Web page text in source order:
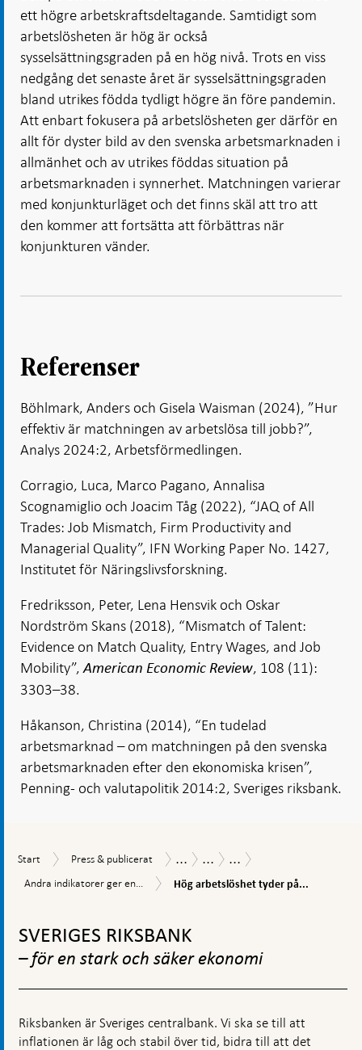
ett högre arbetskraftsdeltagande. Samtidigt som
arbetslösheten är hög är också
sysselsättningsgraden på en hög nivå. Trots en viss
nedgång det senaste året är sysselsättningsgraden
bland utrikes födda tydligt högre än före pandemin.
Att enbart fokusera på arbetslösheten ger därför en
allt för dyster bild av den svenska arbetsmarknaden i
allmänhet och av utrikes föddas situation på
arbetsmarknaden i synnerhet. Matchningen varierar
med konjunkturläget och det finns skäl att tro att
den kommer att fortsätta att förbättras när
konjunkturen vänder.
Referenser
Böhlmark, Anders och Gisela Waisman (2024), ”Hur
effektiv är matchningen av arbetslösa till jobb?”,
Analys 2024:2, Arbetsförmedlingen.
Corragio, Luca, Marco Pagano, Annalisa
Scognamiglio och Joacim Tåg (2022), “JAQ of All
Trades: Job Mismatch, Firm Productivity and
Managerial Quality”, IFN Working Paper No. 1427,
Institutet för Näringslivsforskning.
Fredriksson, Peter, Lena Hensvik och Oskar
Nordström Skans (2018), “Mismatch of Talent:
Evidence on Match Quality, Entry Wages, and Job
Mobility”,American Economic Review, 108 (11):
3303–38.
Håkanson, Christina (2014), “En tudelad
arbetsmarknad – om matchningen på den svenska
arbetsmarknaden efter den ekonomiska krisen”,
Penning- och valutapolitik 2014:2, Sveriges riksbank.
Start
Start
Press
publicerat
Press & publicerat Publikationer
...
Ekonomiska
...
Matchningen
den
...
Andra
en
blandad
bild
av
Andra indikatorer ger en...
Hög
arbetslöshet
dålig
matchning
Hög arbetslöshet tyder på...
toppnavigation
SVERIGES RIKSBANK
– för en stark och säker ekonomi
Riksbanken är Sveriges centralbank. Vi ska se till att
inflationen är låg och stabil över tid, bidra till att det